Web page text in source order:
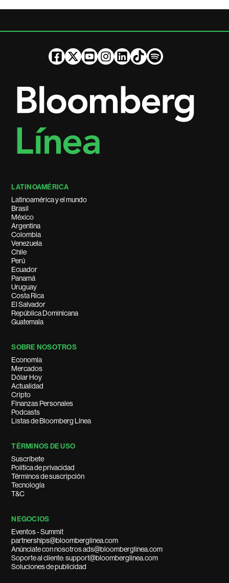
LATINOAMÉRICA
Latinoamérica y el mundo
Brasil
México
Argentina
Colombia
Venezuela
Chile
Perú
Ecuador
Panamá
Uruguay
Costa Rica
El Salvador
República Dominicana
Guatemala
SOBRE NOSOTROS
Economía
Mercados
Dólar Hoy
Actualidad
Cripto
Finanzas Personales
Podcasts
Listas de Bloomberg Línea
TÉRMINOS DE USO
Suscríbete
Política de privacidad
Términos de suscripción
Tecnología
T&C
NEGOCIOS
Eventos - Summit
partnerships@bloomberglinea.com
Anúnciate con nosotros ads@bloomberglinea.com
Soporte al cliente: support@bloomberglinea.com
Soluciones de publicidad